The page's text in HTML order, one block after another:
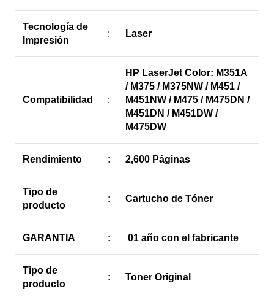
Tecnología de
Impresión
: Laser
Compatibilidad :
HP LaserJet Color: M351A
/ M375 / M375NW / M451 /
M451NW / M475 / M475DN /
M451DN / M451DW /
M475DW
Rendimiento : 2,600 Páginas
Tipo de
producto
: Cartucho de Tóner
GARANTIA : 01 año con el fabricante
Tipo de
producto
: Toner Original